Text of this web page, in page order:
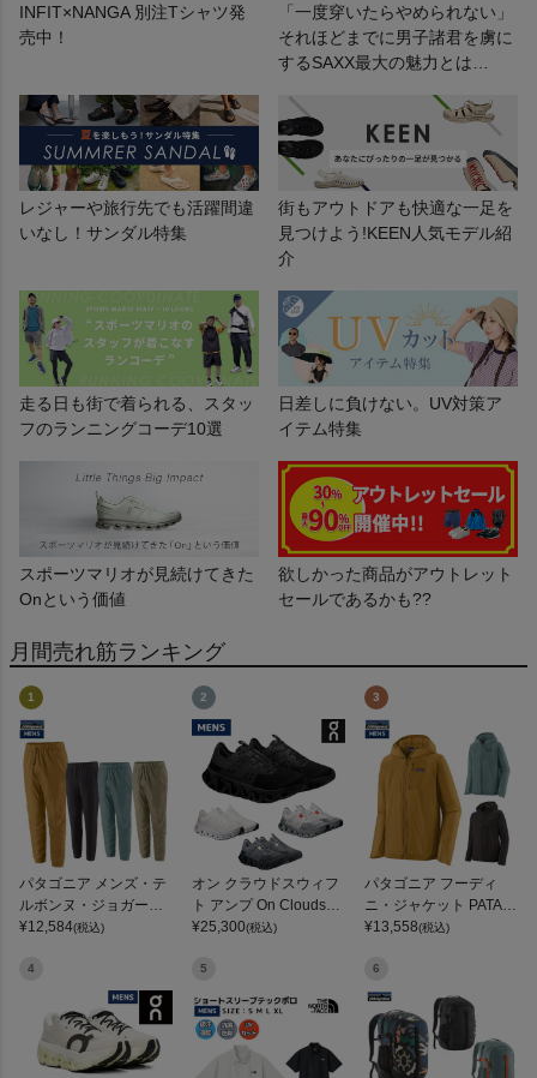
INFIT×NANGA 別注Tシャツ発
売中！
「一度穿いたらやめられない」
それほどまでに男子諸君を虜に
するSAXX最大の魅力とは…
レジャーや旅行先でも活躍間違
いなし！サンダル特集
街もアウトドアも快適な一足を
見つけよう!KEEN人気モデル紹
介
走る日も街で着られる、スタッ
フのランニングコーデ10選
日差しに負けない。UV対策ア
イテム特集
スポーツマリオが見続けてきた
Onという価値
欲しかった商品がアウトレット
セールであるかも??
月間売れ筋ランキング
1
パタゴニア メンズ・テ
ルボンヌ・ジョガーズ
PATAGONIA MS TERR
¥12,584(税込)
2
オン クラウドスウィフ
ト アンプ On Cloudswif
t Amp
¥25,300(税込)
3
パタゴニア フーディ
ニ・ジャケット PATAG
ONIA MS HOUDINI JKT
¥13,558(税込)
4 5 6